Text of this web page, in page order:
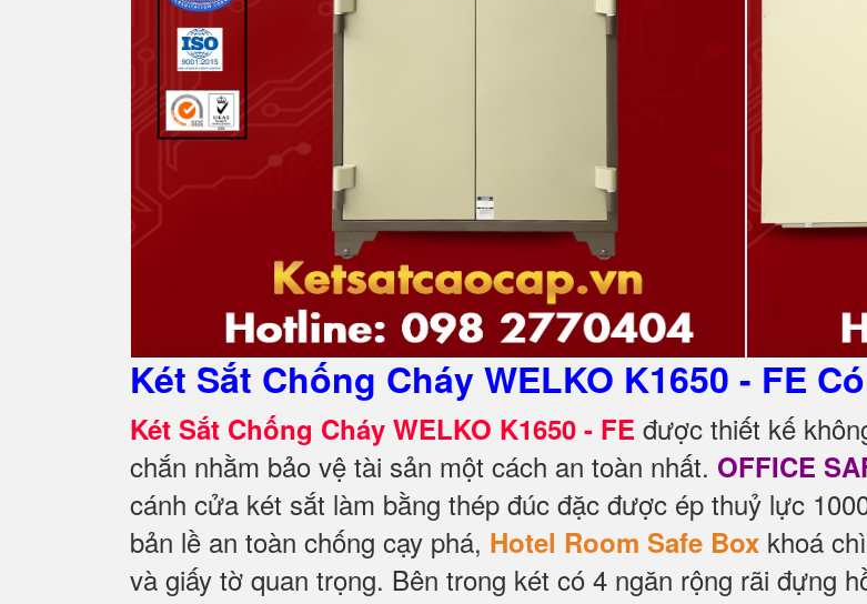
Két Sắt Chống Cháy WELKO K1650 - FE
Két Sắt Chống Cháy WELKO K1650 - FE được thiết kế
chắn nhằm bảo vệ tài sản một cách an toàn nhất. OFFICE
cánh cửa két sắt làm bằng thép đúc đặc được ép thuỷ lực
bản lề an toàn chống cạy phá, Hotel Room Safe Box khoá
và giấy tờ quan trọng. Bên trong két có 4 ngăn rộng rãi đựng